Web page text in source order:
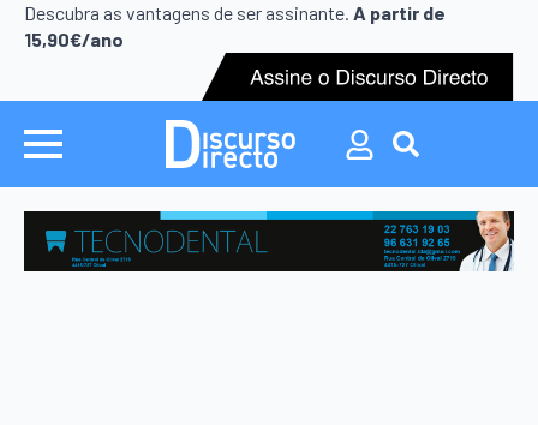
Descubra as vantagens de ser assinante. A partir de
15,90€/ano
Search
for:
Search